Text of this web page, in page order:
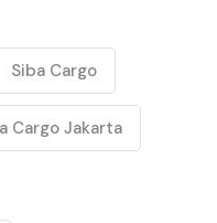
Siba Cargo
Cargo Jakarta